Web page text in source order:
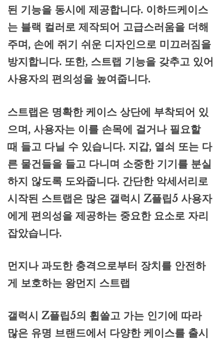
된 기능을 동시에 제공합니다. 이하드케이스
는 블랙 컬러로 제작되어 고급스러움을 더해
주며, 손에 쥐기 쉬운 디자인으로 미끄러짐을
방지합니다. 또한, 스트랩 기능을 갖추고 있어
사용자의 편의성을 높여줍니다.
스트랩은 명확한 케이스 상단에 부착되어 있
으며, 사용자는 이를 손목에 걸거나 필요할
때 들고 다닐 수 있습니다. 지갑, 열쇠 또는 다
른 물건들을 들고 다니며 소중한 기기를 분실
하지 않도록 도와줍니다. 간단한 악세서리로
시작된 스트랩은 많은 갤럭시 Z플립5 사용자
에게 편의성을 제공하는 중요한 요소로 자리
잡았습니다.
먼지나 과도한 충격으로부터 장치를 안전하
게 보호하는 왕먼지 스트랩
갤럭시 Z플립5의 휩쓸고 가는 인기에 따라
많은 유명 브랜드에서 다양한 케이스를 출시